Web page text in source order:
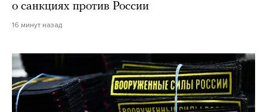
о санкциях против России
16 минут назад